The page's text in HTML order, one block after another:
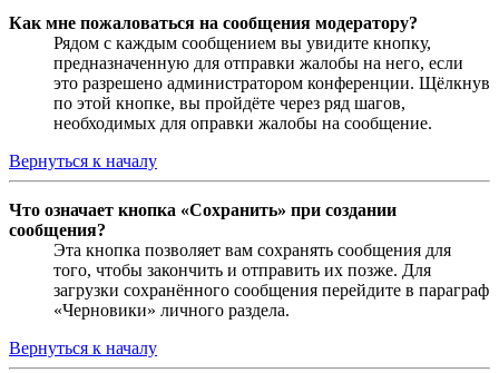
Как мне пожаловаться на сообщения модератору?
Рядом с каждым сообщением вы увидите кнопку,
предназначенную для отправки жалобы на него, если
это разрешено администратором конференции. Щёлкнув
по этой кнопке, вы пройдёте через ряд шагов,
необходимых для оправки жалобы на сообщение.
Вернуться к началу
Что означает кнопка «Сохранить» при создании
сообщения?
Эта кнопка позволяет вам сохранять сообщения для
того, чтобы закончить и отправить их позже. Для
загрузки сохранённого сообщения перейдите в параграф
«Черновики» личного раздела.
Вернуться к началу